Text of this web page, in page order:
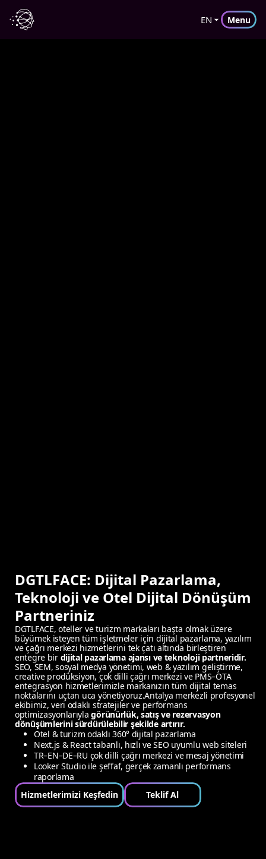
EN Menu
DGTLFACE: Dijital Pazarlama,
Teknoloji ve Otel Dijital Dönüşüm
Partneriniz
DGTLFACE, oteller ve turizm markaları başta olmak üzere
büyümek isteyen tüm işletmeler için dijital pazarlama, yazılım
ve çağrı merkezi hizmetlerini tek çatı altında birleştiren
entegre bir dijital pazarlama ajansı ve teknoloji partneridir.
SEO, SEM, sosyal medya yönetimi, web & yazılım geliştirme,
creative prodüksiyon, çok dilli çağrı merkezi ve PMS–OTA
entegrasyon hizmetlerimizle markanızın tüm dijital temas
noktalarını uçtan uca yönetiyoruz.Antalya merkezli profesyonel
ekibimiz, veri odaklı stratejiler ve performans
optimizasyonlarıylagörünürlük, satış ve rezervasyon
dönüşümlerini sürdürülebilir şekilde artırır.
Otel & turizm odaklı 360° dijital pazarlama
Next.js & React tabanlı, hızlı ve SEO uyumlu web siteleri
TR–EN–DE–RU çok dilli çağrı merkezi ve mesaj yönetimi
Looker Studio ile şeffaf, gerçek zamanlı performans
raporlama
Hizmetlerimizi Keşfedin
Teklif Al